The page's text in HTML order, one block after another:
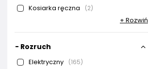
Kosiarka ręczna 2
+ Rozwiń
- Rozruch
Elektryczny 165